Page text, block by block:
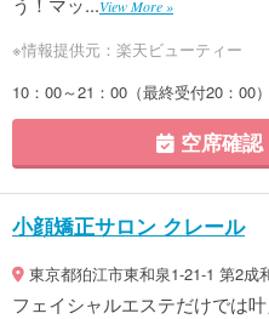
View More »
※情報提供元：楽天ビューティー
10：00～21：00（最終受付20：00）
空席確
小顔矯正サロン クレール
東京都狛江市東和泉1-21-1 第2成
フェイシャルエステだけでは